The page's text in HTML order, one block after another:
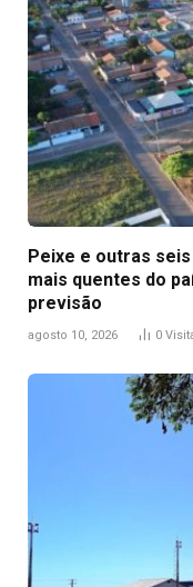
Peixe e outras
mais quentes do
previsão
agosto 10, 2026 0